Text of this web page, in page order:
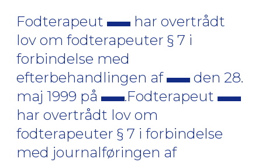
Fodterapeut
har overtrådt
lov om fodterapeuter § 7 i
forbindelse med
efterbehandlingen af
den 28.
maj 1999 på
.Fodterapeut
har overtrådt lov om
fodterapeuter § 7 i forbindelse
med journalføringen af